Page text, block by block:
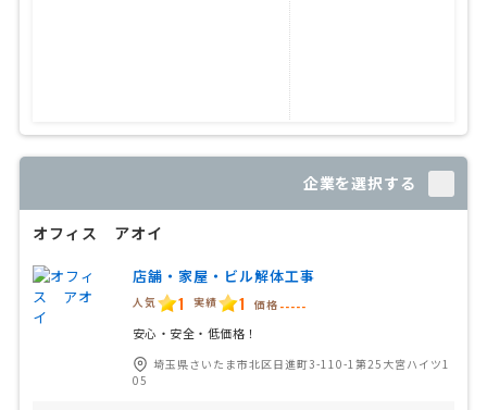
企業を選択する
オフィス アオイ
店舗・家屋・ビル解体工事
人気 1 実績 1 価格 -----
安心・安全・低価格！
埼玉県さいたま市北区日進町3-110-1第25大宮ハイツ1
05